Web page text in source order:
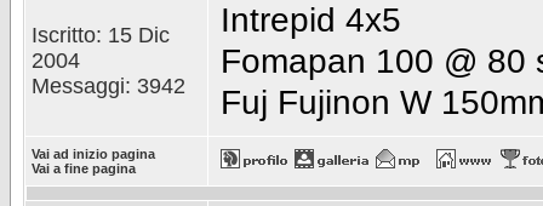
Iscritto: 15 Dic
2004
Messaggi: 3942
Intrepid 4x5
Fomapan 100 @ 80
Fuj Fujinon W
Vai ad inizio pagina
Vai a fine pagina